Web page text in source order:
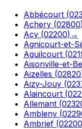
Abbécourt (
Achery (02800
Acy (02200) →
Agnicourt-et-
Aguilcourt (
Aisonville-et-
Aizelles (02820
Aizy-Jouy (
Alaincourt (
Allemant (
Ambleny (
Ambrief (02200